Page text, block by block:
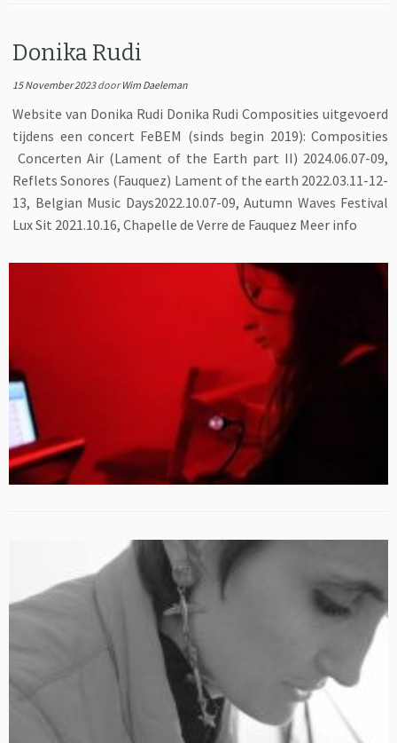
Donika Rudi
15 November 2023doorWim Daeleman
Website van Donika Rudi Donika Rudi Composities uitgevoerd
tijdens een concert FeBEM (sinds begin 2019): Composities
Concerten Air (Lament of the Earth part II) 2024.06.07-09,
Reflets Sonores (Fauquez) Lament of the earth 2022.03.11-12-
13, Belgian Music Days2022.10.07-09, Autumn Waves Festival
Lux Sit 2021.10.16, Chapelle de Verre de Fauquez Meer info